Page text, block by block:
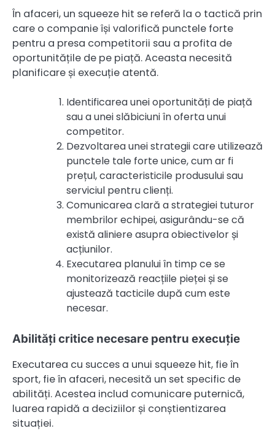
În afaceri, un squeeze hit se referă la o tactică prin
care o companie își valorifică punctele forte
pentru a presa competitorii sau a profita de
oportunitățile de pe piață. Aceasta necesită
planificare și execuție atentă.
Identificarea unei oportunități de piață
sau a unei slăbiciuni în oferta unui
competitor.
Dezvoltarea unei strategii care utilizează
punctele tale forte unice, cum ar fi
prețul, caracteristicile produsului sau
serviciul pentru clienți.
Comunicarea clară a strategiei tuturor
membrilor echipei, asigurându-se că
există aliniere asupra obiectivelor și
acțiunilor.
Executarea planului în timp ce se
monitorizează reacțiile pieței și se
ajustează tacticile după cum este
necesar.
Abilități critice necesare pentru execuție
Executarea cu succes a unui squeeze hit, fie în
sport, fie în afaceri, necesită un set specific de
abilități. Acestea includ comunicare puternică,
luarea rapidă a deciziilor și conștientizarea
situației.